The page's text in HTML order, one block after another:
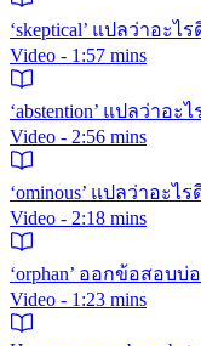
‘skeptical’ แปลว่าอะไร
Video - 1:57 mins
‘abstention’ แปลว่าอะไ
Video - 2:56 mins
‘ominous’ แปลว่าอะไร
Video - 2:18 mins
‘orphan’ ออกข้อสอบบ่
Video - 1:23 mins